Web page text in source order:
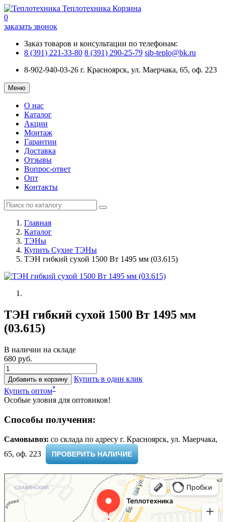
Теплотехника Корзина
0
заказать звонок
Заказ товаров и консультации по телефонам:
8 (391) 221-33-80 8 (391) 290-25-79 sib-teplo@bk.ru
8-902-940-03-26 г. Красноярск, ул. Маерчака, 65, оф. 223
Меню
О нас
Каталог
Акции
Монтаж
Гарантии
Доставка
Отзывы
Вопрос-ответ
Опт
Контакты
Главная
Каталог
ТЭНы
Купить Сухие ТЭНы
ТЭН гибкий сухой 1500 Вт 1495 мм (03.615)
ТЭН гибкий сухой 1500 Вт 1495 мм
(03.615)
В наличии на складе
680 руб.
Добавить в корзину
Купить в один клик
Купить оптом*
Особые уловия для оптовиков!
Способы получения:
Самовывоз: cо склада по адресу г. Красноярск, ул. Маерчака,
65, оф. 223 ​
ПРОВЕРИТЬ НАЛИЧИЕ